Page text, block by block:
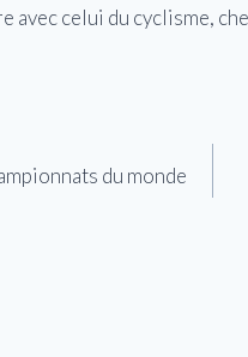
avec celui du cyclisme,
du monde